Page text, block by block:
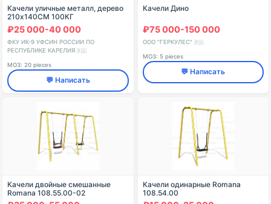
Качели уличные металл, дерево
210x140СМ 100КГ
₽25 000-40 000
ФКУ ИК-9 УФСИН РОССИИ ПО
РЕСПУБЛИКЕ КАРЕЛИЯ 🇷🇺
МОЗ: 20 pieces
💬 Написать
Качели Дино
₽75 000-150 000
ООО "ГЕРКУЛЕС" 🇷🇺
МОЗ: 5 pieces
💬 Написать
Качели двойные смешанные
Romana 108.55.00-02
Качели одинарные Romana
108.54.00